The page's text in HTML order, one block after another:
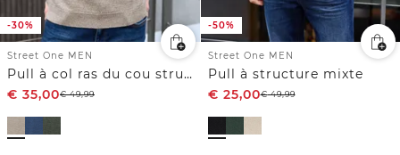
-30%
Street One MEN
Pull à col ras du cou structuré
€ 35,00€49,99
-50%
Street One MEN
Pull à structure mixte
€ 25,00€49,99